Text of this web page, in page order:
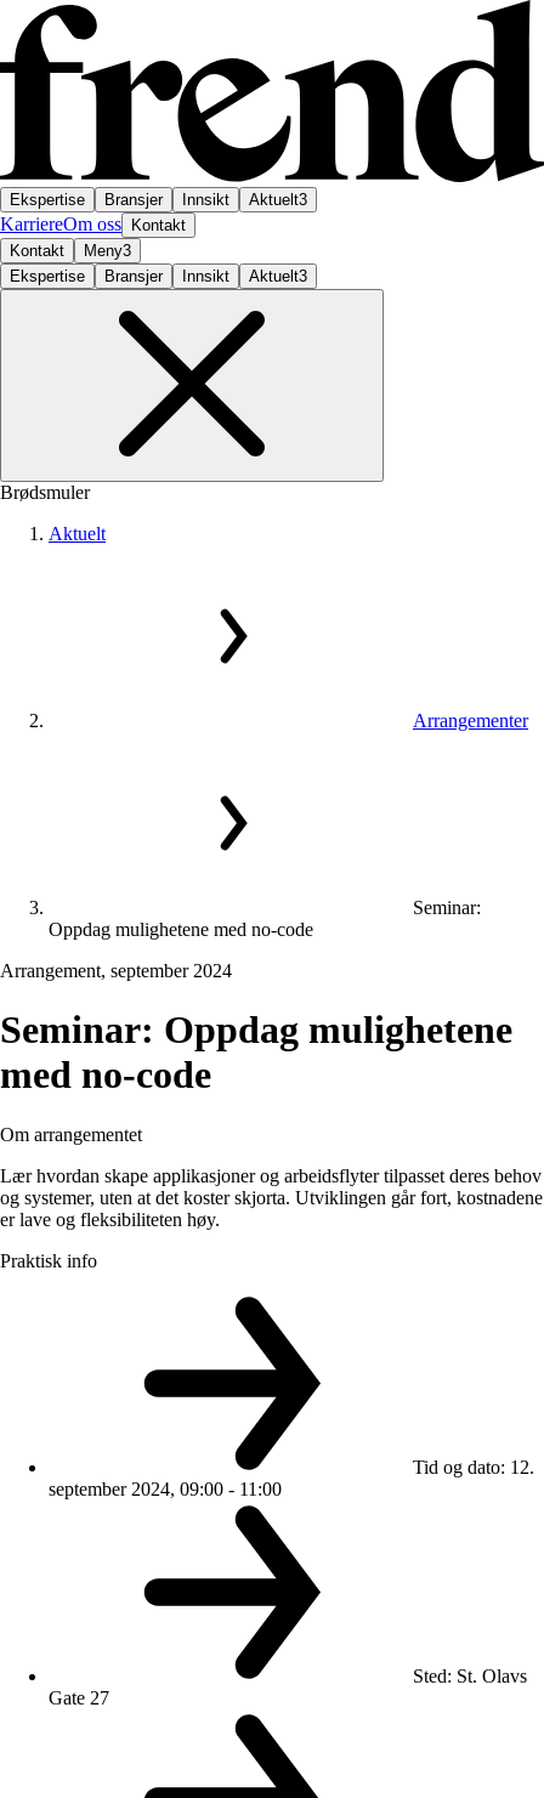
Ekspertise Bransjer Innsikt Aktuelt3
KarriereOm oss
Kontakt
Kontakt
Meny3
Ekspertise
Bransjer Innsikt Aktuelt3
Brødsmuler
Aktuelt
Arrangementer
Seminar:
Oppdag mulighetene med no-code
Arrangement, september 2024
Seminar: Oppdag mulighetene
med no-code
Om arrangementet
Lær hvordan skape applikasjoner og arbeidsflyter tilpasset deres behov
og systemer, uten at det koster skjorta. Utviklingen går fort, kostnadene
er lave og fleksibiliteten høy.
Praktisk info
Tid og dato: 12.
september 2024, 09:00 - 11:00
Sted: St. Olavs
Gate 27